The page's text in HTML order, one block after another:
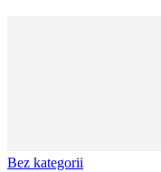
Bez kategorii